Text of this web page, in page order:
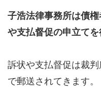
子浩法律事務所は債
や支払督促の申立てを
訴状や支払督促は裁判
で郵送されてきます。